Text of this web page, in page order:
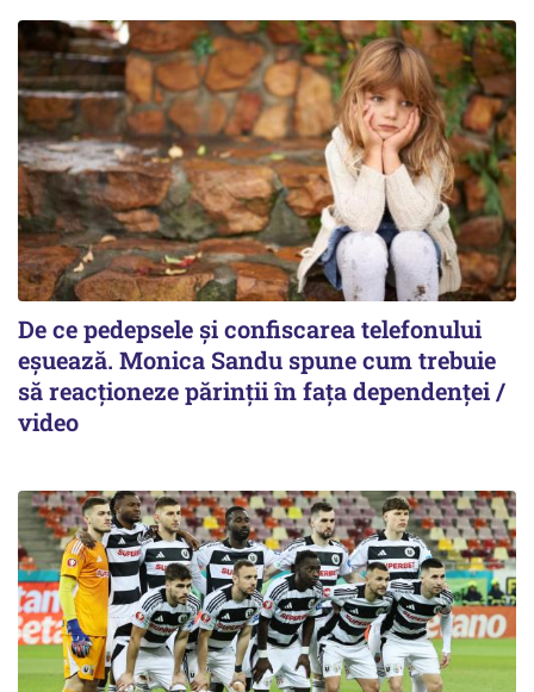
De ce pedepsele și confiscarea telefonului
eșuează. Monica Sandu spune cum trebuie
să reacționeze părinții în fața dependenței /
video